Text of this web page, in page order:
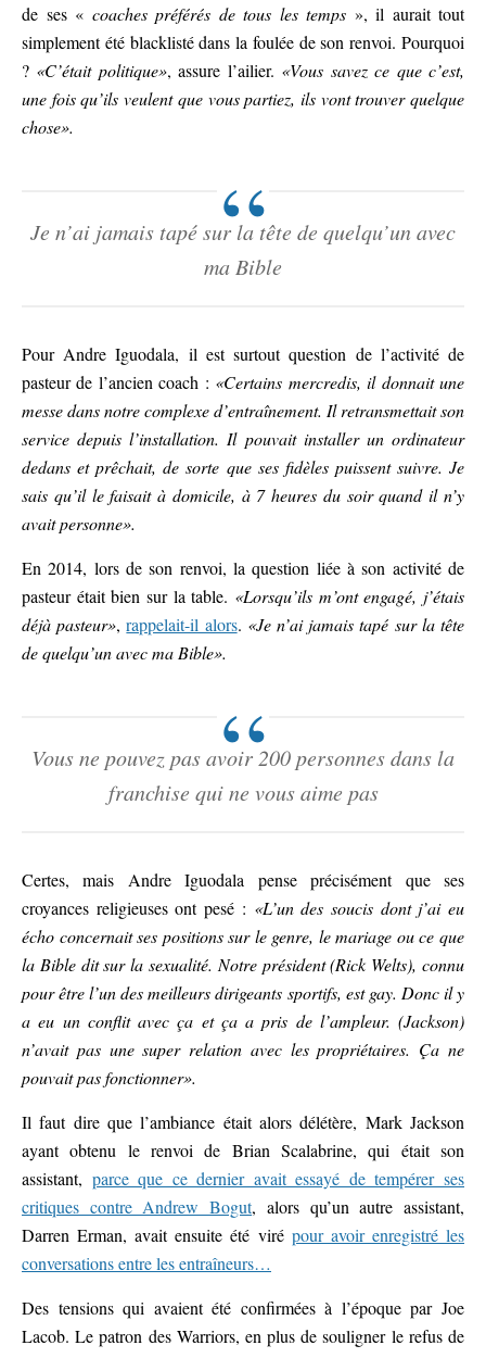
de ses « coaches préférés de tous les temps », il aurait tout
simplement été blacklisté dans la foulée de son renvoi. Pourquoi
? «C’était politique», assure l’ailier. «Vous savez ce que c’est,
une fois qu’ils veulent que vous partiez, ils vont trouver quelque
chose».
Je n’ai jamais tapé sur la tête de quelqu’un avec
ma Bible
Pour Andre Iguodala, il est surtout question de l’activité de
pasteur de l’ancien coach : «Certains mercredis, il donnait une
messe dans notre complexe d’entraînement. Il retransmettait son
service depuis l’installation. Il pouvait installer un ordinateur
dedans et prêchait, de sorte que ses fidèles puissent suivre. Je
sais qu’il le faisait à domicile, à 7 heures du soir quand il n’y
avait personne».
En 2014, lors de son renvoi, la question liée à son activité de
pasteur était bien sur la table. «Lorsqu’ils m’ont engagé, j’étais
déjà pasteur»,rappelait-il alors. «Je n’ai jamais tapé sur la tête
de quelqu’un avec ma Bible».
Vous ne pouvez pas avoir 200 personnes dans la
franchise qui ne vous aime pas
Certes, mais Andre Iguodala pense précisément que ses
croyances religieuses ont pesé : «L’un des soucis dont j’ai eu
écho concernait ses positions sur le genre, le mariage ou ce que
la Bible dit sur la sexualité. Notre président (Rick Welts), connu
pour être l’un des meilleurs dirigeants sportifs, est gay. Donc il y
a eu un conflit avec ça et ça a pris de l’ampleur. (Jackson)
n’avait pas une super relation avec les propriétaires. Ça ne
pouvait pas fonctionner».
Il faut dire que l’ambiance était alors délétère, Mark Jackson
ayant obtenu le renvoi de Brian Scalabrine, qui était son
assistant, parce que ce dernier avait essayé de tempérer ses
critiques contre Andrew Bogut, alors qu’un autre assistant,
Darren Erman, avait ensuite été viré pour avoir enregistré les
conversations entre les entraîneurs…
Des tensions qui avaient été confirmées à l’époque par Joe
Lacob. Le patron des Warriors, en plus de souligner le refus de